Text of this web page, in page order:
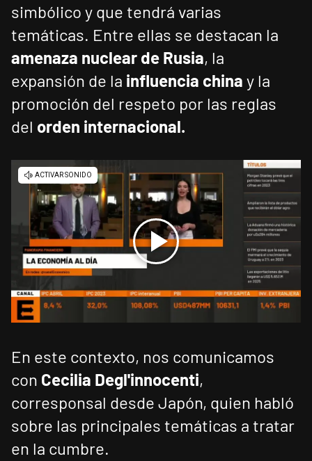
simbólico y que tendrá varias
temáticas. Entre ellas se destacan la
amenaza nuclear de Rusia, la
expansión de la influencia china y la
promoción del respeto por las reglas
del orden internacional.
En este contexto, nos comunicamos
con Cecilia Degl'innocenti,
corresponsal desde Japón, quien habló
sobre las principales temáticas a tratar
en la cumbre.